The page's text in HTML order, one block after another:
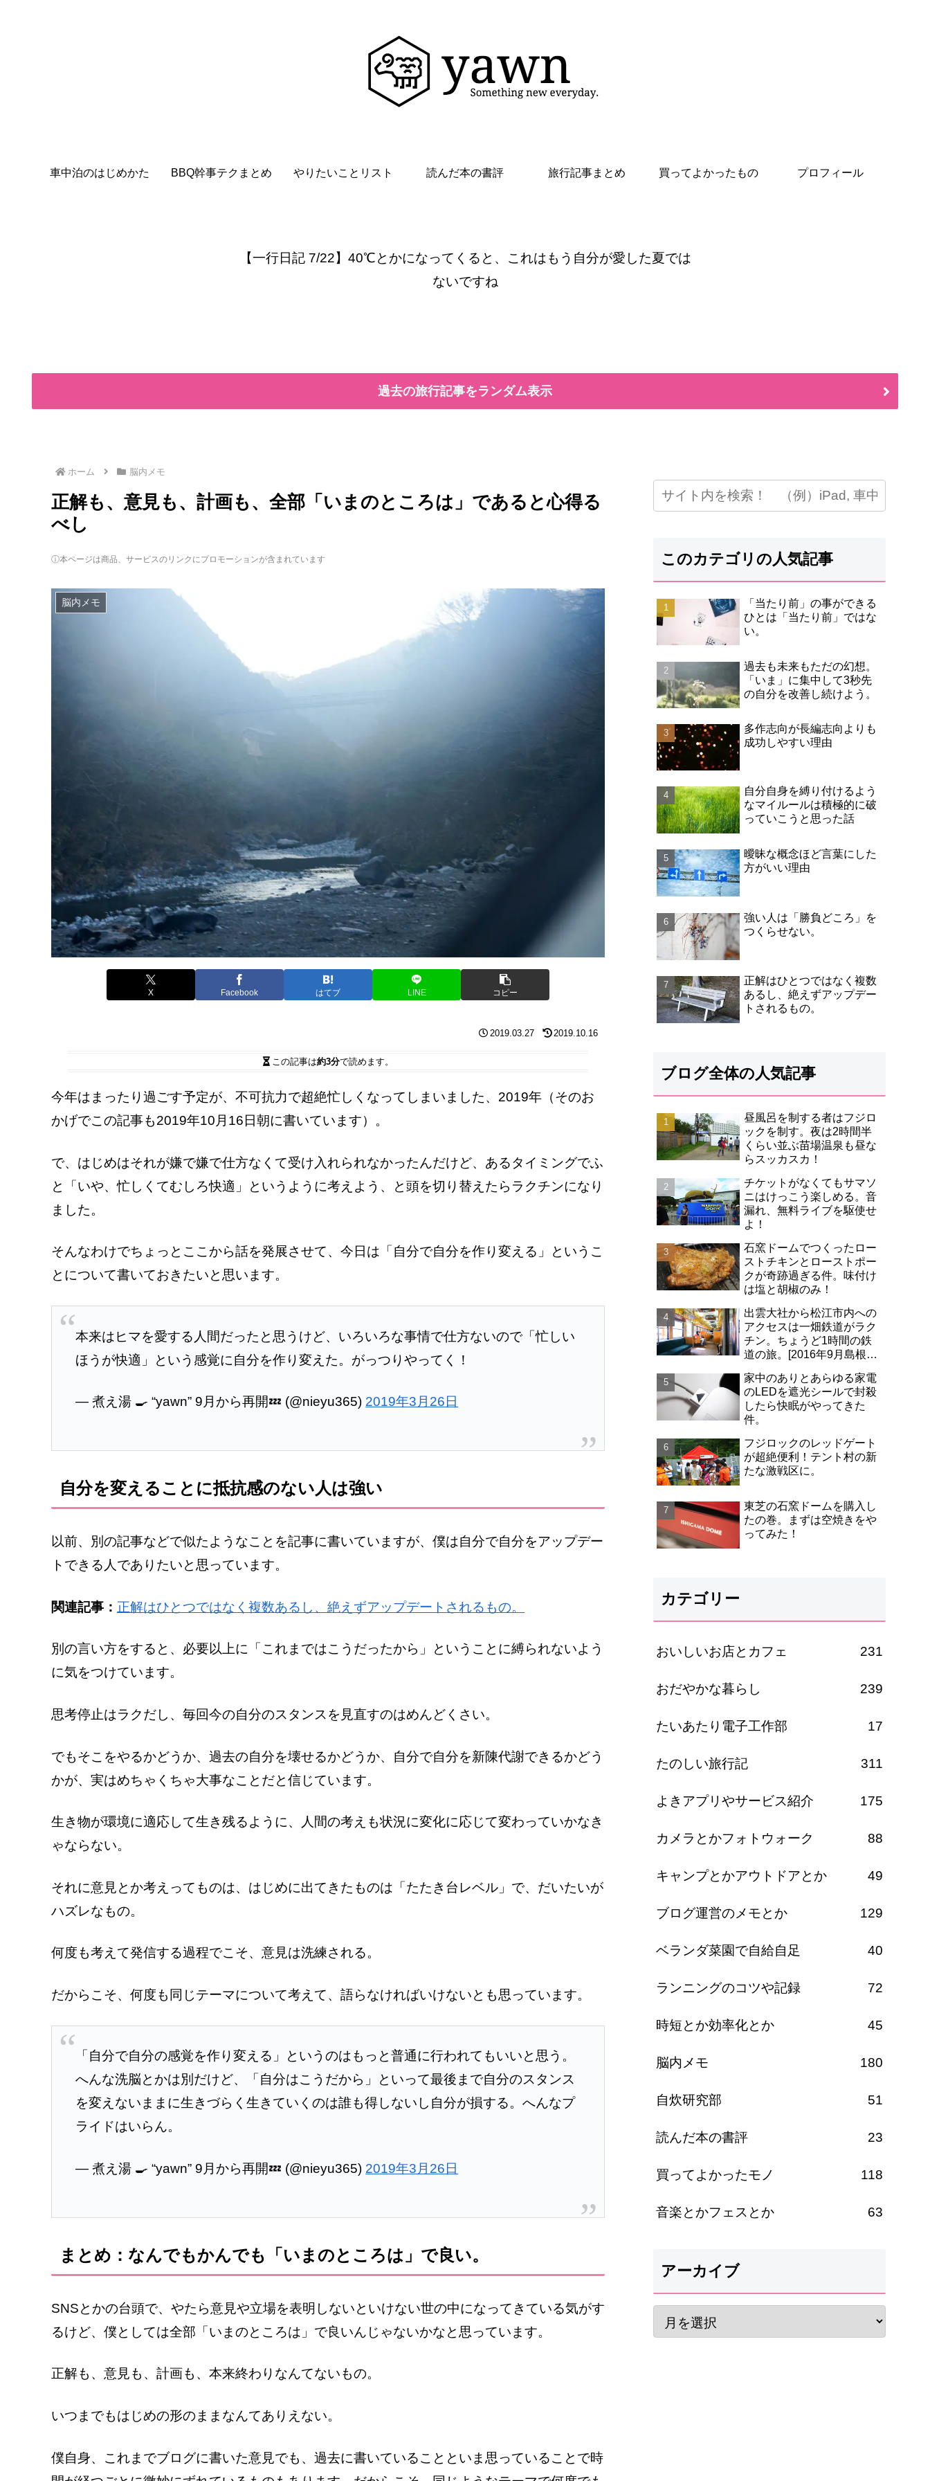
車中泊のはじめかた BBQ幹事テクまとめ やりたいことリスト 読んだ本の書評 旅行記事まとめ 買ってよかったもの プロフィール
【一行日記 7/22】40℃とかになってくると、これはもう自分が愛した夏では
ないですね
過去の旅行記事をランダム表示
ホーム 脳内メモ
正解も、意見も、計画も、全部「いまのところは」であると心得る
べし
ⓘ本ページは商品、サービスのリンクにプロモーションが含まれています
脳内メモ
X Facebook はてブ LINE コピー
2019.03.27 2019.10.16
この記事は約3分で読めます。
今年はまったり過ごす予定が、不可抗力で超絶忙しくなってしまいました、2019年（そのお
かげでこの記事も2019年10月16日朝に書いています）。
で、はじめはそれが嫌で嫌で仕方なくて受け入れられなかったんだけど、あるタイミングでふ
と「いや、忙しくてむしろ快適」というように考えよう、と頭を切り替えたらラクチンになり
ました。
そんなわけでちょっとここから話を発展させて、今日は「自分で自分を作り変える」というこ
とについて書いておきたいと思います。
本来はヒマを愛する人間だったと思うけど、いろいろな事情で仕方ないので「忙しい
ほうが快適」という感覚に自分を作り変えた。がっつりやってく！
— 煮え湯 🍳 “yawn” 9月から再開💤 (@nieyu365) 2019年3月26日
自分を変えることに抵抗感のない人は強い
以前、別の記事などで似たようなことを記事に書いていますが、僕は自分で自分をアップデー
トできる人でありたいと思っています。
関連記事： 正解はひとつではなく複数あるし、絶えずアップデートされるもの。
別の言い方をすると、必要以上に「これまではこうだったから」ということに縛られないよう
に気をつけています。
思考停止はラクだし、毎回今の自分のスタンスを見直すのはめんどくさい。
でもそこをやるかどうか、過去の自分を壊せるかどうか、自分で自分を新陳代謝できるかどう
かが、実はめちゃくちゃ大事なことだと信じています。
生き物が環境に適応して生き残るように、人間の考えも状況に変化に応じて変わっていかなき
ゃならない。
それに意見とか考えってものは、はじめに出てきたものは「たたき台レベル」で、だいたいが
ハズレなもの。
何度も考えて発信する過程でこそ、意見は洗練される。
だからこそ、何度も同じテーマについて考えて、語らなければいけないとも思っています。
「自分で自分の感覚を作り変える」というのはもっと普通に行われてもいいと思う。
へんな洗脳とかは別だけど、「自分はこうだから」といって最後まで自分のスタンス
を変えないままに生きづらく生きていくのは誰も得しないし自分が損する。へんなプ
ライドはいらん。
— 煮え湯 🍳 “yawn” 9月から再開💤 (@nieyu365) 2019年3月26日
まとめ：なんでもかんでも「いまのところは」で良い。
SNSとかの台頭で、やたら意見や立場を表明しないといけない世の中になってきている気がす
るけど、僕としては全部「いまのところは」で良いんじゃないかなと思っています。
正解も、意見も、計画も、本来終わりなんてないもの。
いつまでもはじめの形のままなんてありえない。
僕自身、これまでブログに書いた意見でも、過去に書いていることといま思っていることで時
このカテゴリの人気記事
「当たり前」の事ができる
ひとは「当たり前」ではな
い。
過去も未来もただの幻想。
「いま」に集中して3秒先
の自分を改善し続けよう。
多作志向が長編志向よりも
成功しやすい理由
自分自身を縛り付けるよう
なマイルールは積極的に破
っていこうと思った話
曖昧な概念ほど言葉にした
方がいい理由
強い人は「勝負どころ」を
つくらせない。
正解はひとつではなく複数
あるし、絶えずアップデー
トされるもの。
ブログ全体の人気記事
昼風呂を制する者はフジロ
ックを制す。夜は2時間半
くらい並ぶ苗場温泉も昼な
らスッカスカ！
チケットがなくてもサマソ
ニはけっこう楽しめる。音
漏れ、無料ライブを駆使せ
よ！
石窯ドームでつくったロー
ストチキンとローストポー
クが奇跡過ぎる件。味付け
は塩と胡椒のみ！
出雲大社から松江市内への
アクセスは一畑鉄道がラク
チン。ちょうど1時間の鉄
道の旅。[2016年9月島根旅
家中のありとあらゆる家電
のLEDを遮光シールで封殺
したら快眠がやってきた
件。
フジロックのレッドゲート
が超絶便利！テント村の新
たな激戦区に。
東芝の石窯ドームを購入し
たの巻。まずは空焼きをや
ってみた！
カテゴリー
おいしいお店とカフェ 231
おだやかな暮らし 239
たいあたり電子工作部 17
たのしい旅行記 311
よきアプリやサービス紹介 175
カメラとかフォトウォーク 88
キャンプとかアウトドアとか 49
ブログ運営のメモとか 129
ベランダ菜園で自給自足 40
ランニングのコツや記録 72
時短とか効率化とか 45
脳内メモ 180
自炊研究部 51
読んだ本の書評 23
買ってよかったモノ 118
音楽とかフェスとか 63
アーカイブ